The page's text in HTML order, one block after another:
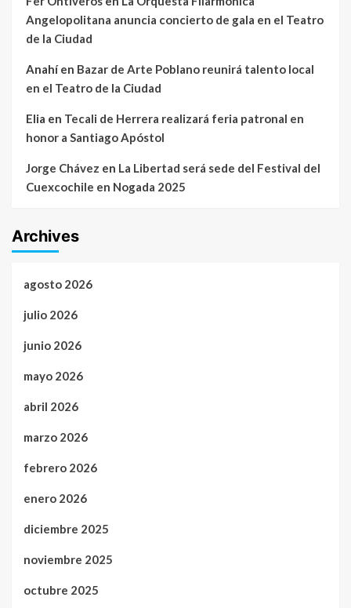
Angelopolitana anuncia concierto de gala en el Teatro
de la Ciudad
Anahíen Bazar de Arte Poblano reunirá talento local
en el Teatro de la Ciudad
Elia en Tecali de Herrera realizará feria patronal en
honor a Santiago Apóstol
Jorge Chávez en La Libertad será sede del Festival del
Cuexcochile en Nogada 2025
Archives
agosto 2026
julio 2026
junio 2026
mayo 2026
abril 2026
marzo 2026
febrero 2026
enero 2026
diciembre 2025
noviembre 2025
octubre 2025